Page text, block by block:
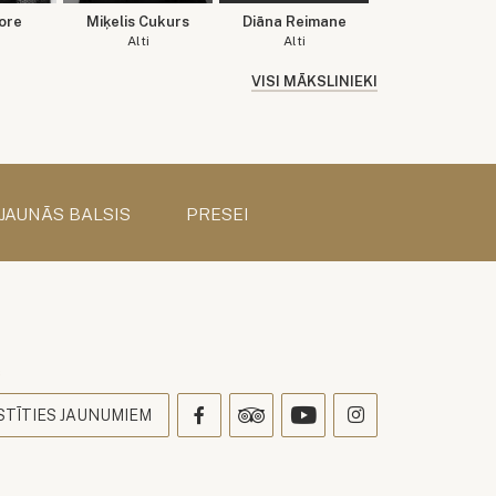
Miķelis Cukurs
Alti
Diāna Reimane
Alti
VISI MĀKSLINIEKI
BALSIS PRESEI
JAUNUMIEM